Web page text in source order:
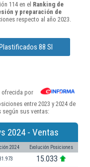
114 en el Ranking de
y preparación de
respecto al año 2023.
88 Sl
ofrecida por
entre 2023 y 2024 de
según sus ventas:
2024 - Ventas
2024 Evolución Posiciones
15.033